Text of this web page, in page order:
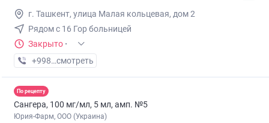
г. Ташкент, улица Малая кольцевая, дом 2
Рядом с 16 Гор больницей
Закрыто ·
+998 (94) XXX-XX-XX
смотреть
По рецепту
Сангера, 100 мг/мл, 5 мл, амп. №5
Юрия-Фарм, ООО (Украина)